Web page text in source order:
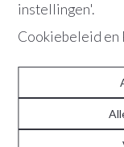
instellingen'.
Cookiebeleid en
"Een huis
sfeer,
met het Fort
Welkom in deze
door gezelligheid.